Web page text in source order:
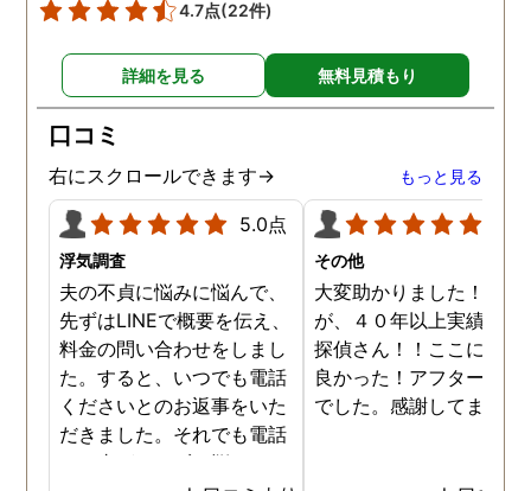
4.7点(22件)
詳細を見る 無料見積もり
口コミ
右にスクロールできます→ もっと見る
5.0点
浮気調査
夫の不貞に悩みに悩んで、
先ずはLINEで概要を伝え、
料金の問い合わせをしまし
た。すると、いつでも電話
くださいとのお返事をいた
だきました。それでも電話
する事ができずに悩んでい
その他
大変助かりました！！さ
が、４０年以上実績のあ
探偵さん！！ここに頼ん
良かった！アフターも完
でした。感謝してます。